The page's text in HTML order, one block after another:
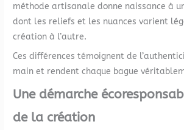
méthode artisanale donne naissance à
dont les reliefs et les nuances varient
création à l’autre.
Ces différences témoignent de
main et rendent chaque bague
Une démarche
de la création